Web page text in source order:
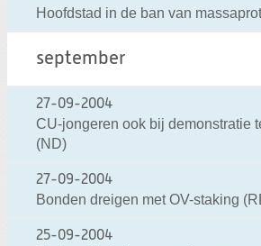
Hoofdstad in de ban van
september
27-09-2004
CU-jongeren ook bij demonstratie
(ND)
27-09-2004
Bonden dreigen met OV-staking
25-09-2004